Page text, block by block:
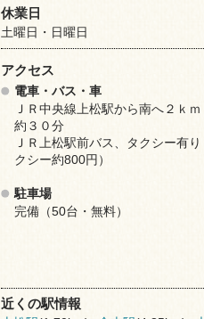
休業日
土曜日・日曜日
アクセス
電車・バス・車
ＪＲ中央線上松駅から南へ２
約３０分
ＪＲ上松駅前バス、タクシー有
クシー約800円）
駐車場
完備（50台・無料）
近くの駅情報